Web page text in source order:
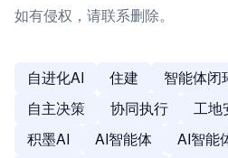
如有侵权，请联系删除。
自进化AI 住建 智能体闭
自主决策
协同执行 工地
积墨AI
AI智能体
AI智能